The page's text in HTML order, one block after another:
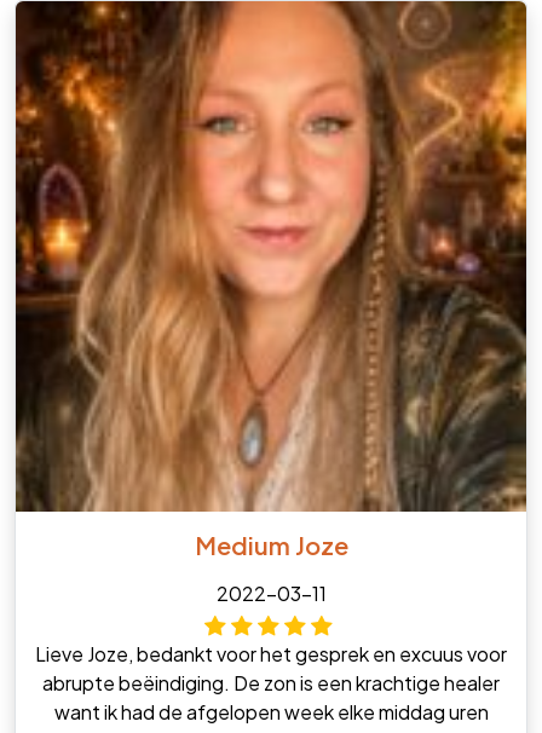
Medium Joze
2022-03-11
Lieve Joze, bedankt voor het gesprek en excuus voor
abrupte beëindiging. De zon is een krachtige healer
want ik had de afgelopen week elke middag uren